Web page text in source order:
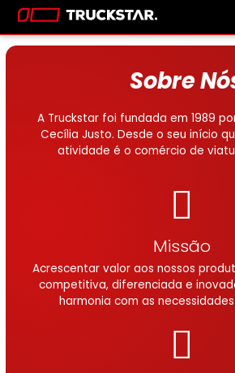
Sobre
A Truckstar foi fundada em 1989
Cecília Justo. Desde o seu início
atividade é o comércio de
Missão
Acrescentar valor aos nossos
competitiva, diferenciada e
harmonia com as